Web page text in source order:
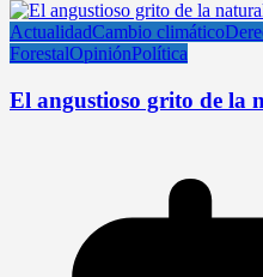
ActualidadCambio climático
ForestalOpiniónPolítica
El angustioso grito de la